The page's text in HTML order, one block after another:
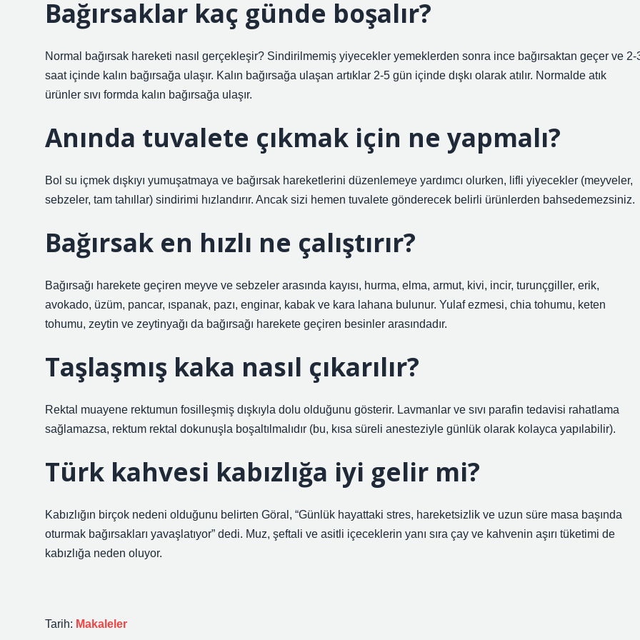
Bağırsaklar kaç günde boşalır?
Normal bağırsak hareketi nasıl gerçekleşir? Sindirilmemiş yiyecekler yemeklerden sonra ince bağırsaktan geçer ve 2-
saat içinde kalın bağırsağa ulaşır. Kalın bağırsağa ulaşan artıklar 2-5 gün içinde dışkı olarak atılır. Normalde atık
ürünler sıvı formda kalın bağırsağa ulaşır.
Anında tuvalete çıkmak için ne yapmalı?
Bol su içmek dışkıyı yumuşatmaya ve bağırsak hareketlerini düzenlemeye yardımcı olurken, lifli yiyecekler (meyveler,
sebzeler, tam tahıllar) sindirimi hızlandırır. Ancak sizi hemen tuvalete gönderecek belirli ürünlerden bahsedemezsiniz.
Bağırsak en hızlı ne çalıştırır?
Bağırsağı harekete geçiren meyve ve sebzeler arasında kayısı, hurma, elma, armut, kivi, incir, turunçgiller, erik,
avokado, üzüm, pancar, ıspanak, pazı, enginar, kabak ve kara lahana bulunur. Yulaf ezmesi, chia tohumu, keten
tohumu, zeytin ve zeytinyağı da bağırsağı harekete geçiren besinler arasındadır.
Taşlaşmış kaka nasıl çıkarılır?
Rektal muayene rektumun fosilleşmiş dışkıyla dolu olduğunu gösterir. Lavmanlar ve sıvı parafin tedavisi rahatlama
sağlamazsa, rektum rektal dokunuşla boşaltılmalıdır (bu, kısa süreli anesteziyle günlük olarak kolayca yapılabilir).
Türk kahvesi kabızlığa iyi gelir mi?
Kabızlığın birçok nedeni olduğunu belirten Göral, “Günlük hayattaki stres, hareketsizlik ve uzun süre masa başında
oturmak bağırsakları yavaşlatıyor” dedi. Muz, şeftali ve asitli içeceklerin yanı sıra çay ve kahvenin aşırı tüketimi de
kabızlığa neden oluyor.
Tarih: Makaleler